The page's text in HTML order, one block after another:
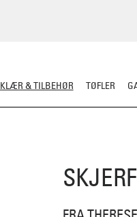
KLÆR & TILBEHØR TØFLER